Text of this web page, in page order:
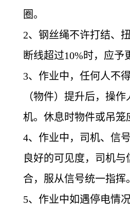
圈。
2、钢丝绳不许打结、
断线超过10%时，应
3、作业中，任何人不
（物件）提升后，操
机。休息时物件或吊
4、作业中，司机、信
良好的可见度，司机
合，服从信号统一
5、作业中如遇停电情